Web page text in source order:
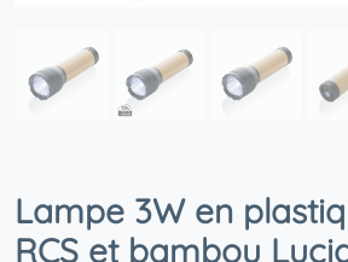
Lampe 3W en
RCS et bambou